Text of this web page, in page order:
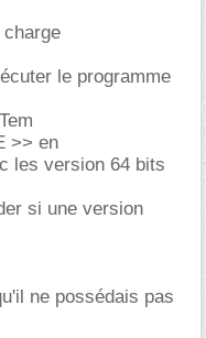
le programme
>> en
les version 64 bits
si une version
ne possédais pas